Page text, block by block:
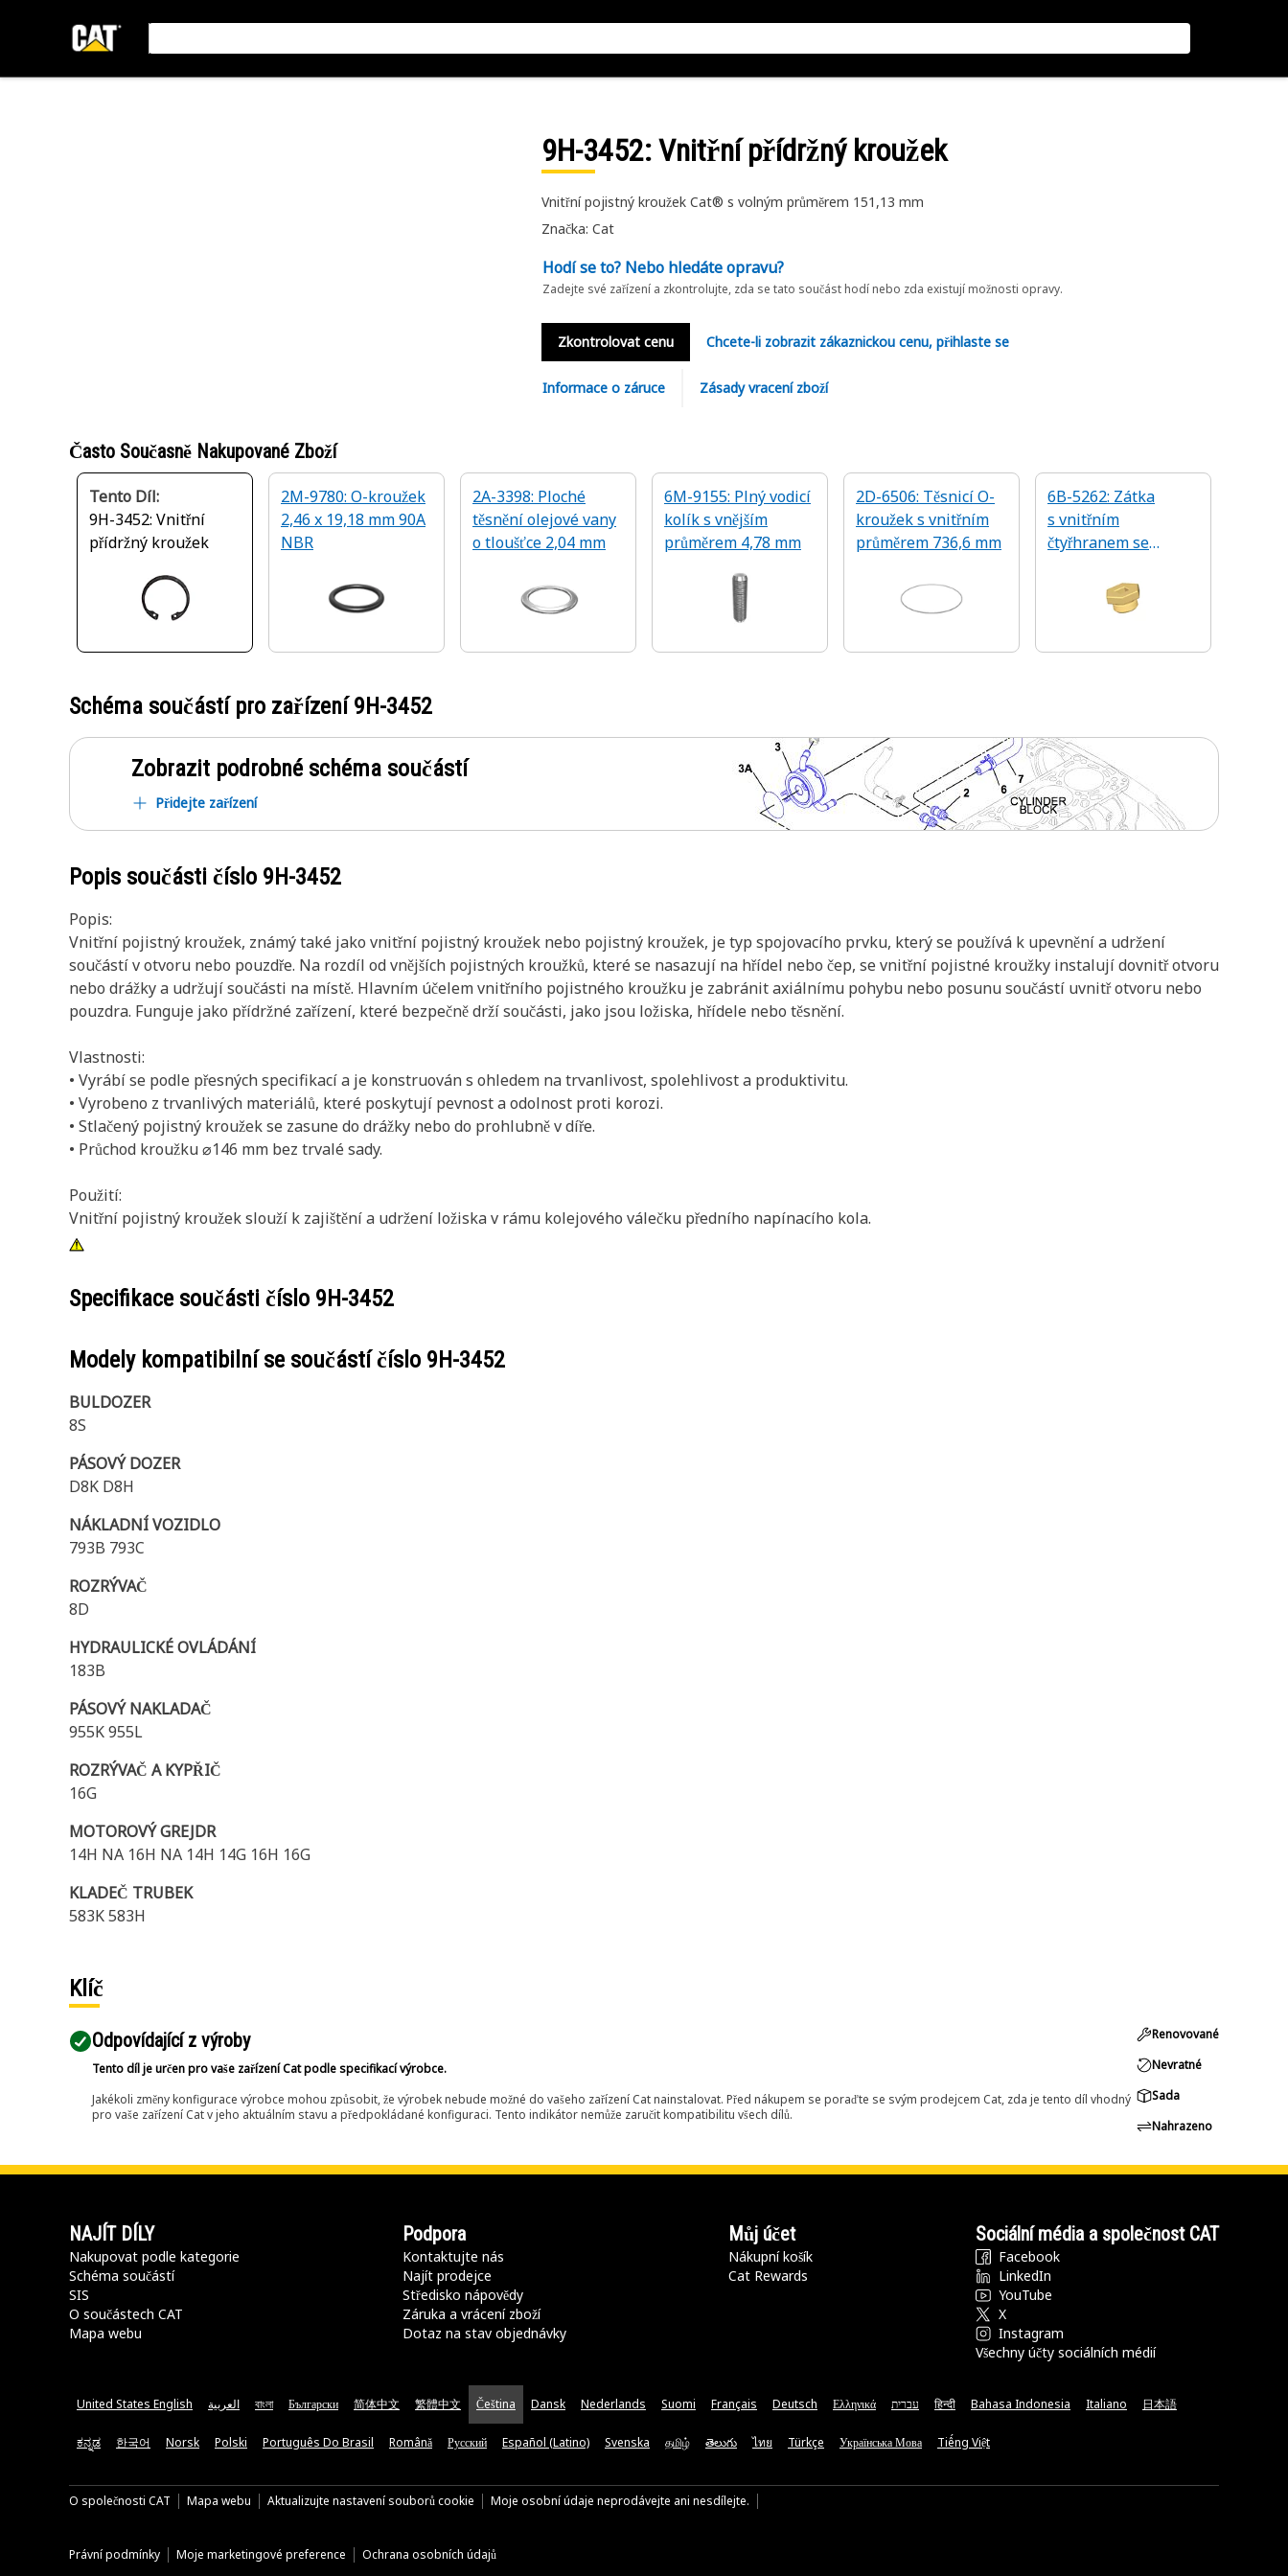
9H-3452: Vnitřní přídržný kroužek
Vnitřní pojistný kroužek Cat® s volným průměrem 151,13 mm
Značka: Cat
Hodí se to? Nebo hledáte opravu?
Zadejte své zařízení a zkontrolujte, zda se tato součást hodí nebo zda existují možnosti opravy.
Zkontrolovat cenu Chcete-li zobrazit zákaznickou cenu, přihlaste se
Informace o záruce Zásady vracení zboží
Často Současně Nakupované Zboží
Tento Díl:
9H-3452: Vnitřní
přídržný kroužek
2M-9780: O-kroužek
2,46 x 19,18 mm 90A
NBR
2A-3398: Ploché
těsnění olejové vany
o tloušťce 2,04 mm
6M-9155: Plný vodicí
kolík s vnějším
průměrem 4,78 mm
2D-6506: Těsnicí O-
kroužek s vnitřním
průměrem 736,6 mm
6B-5262: Zátka
s vnitřním
čtyřhranem se
Schéma součástí pro zařízení9H-3452
Zobrazit podrobné schéma součástí
Přidejte zařízení
Popis součásti číslo 9H-3452
Popis:
Vnitřní pojistný kroužek, známý také jako vnitřní pojistný kroužek nebo pojistný kroužek, je typ spojovacího prvku, který se používá k upevnění a udržení
součástí v otvoru nebo pouzdře. Na rozdíl od vnějších pojistných kroužků, které se nasazují na hřídel nebo čep, se vnitřní pojistné kroužky instalují dovnitř otvoru
nebo drážky a udržují součásti na místě. Hlavním účelem vnitřního pojistného kroužku je zabránit axiálnímu pohybu nebo posunu součástí uvnitř otvoru nebo
pouzdra. Funguje jako přídržné zařízení, které bezpečně drží součásti, jako jsou ložiska, hřídele nebo těsnění.
Vlastnosti:
• Vyrábí se podle přesných specifikací a je konstruován s ohledem na trvanlivost, spolehlivost a produktivitu.
• Vyrobeno z trvanlivých materiálů, které poskytují pevnost a odolnost proti korozi.
• Stlačený pojistný kroužek se zasune do drážky nebo do prohlubně v díře.
• Průchod kroužku ⌀146 mm bez trvalé sady.
Použití:
Vnitřní pojistný kroužek slouží k zajištění a udržení ložiska v rámu kolejového válečku předního napínacího kola.
Specifikace součásti číslo 9H-3452
Modely kompatibilní se součástí číslo 9H-3452
BULDOZER
8S
PÁSOVÝ DOZER
D8K D8H
NÁKLADNÍ VOZIDLO
793B 793C
ROZRÝVAČ
8D
HYDRAULICKÉ OVLÁDÁNÍ
183B
PÁSOVÝ NAKLADAČ
955K 955L
ROZRÝVAČ A KYPŘIČ
16G
MOTOROVÝ GREJDR
14H NA 16H NA 14H 14G 16H 16G
KLADEČ TRUBEK
583K 583H
Klíč
Odpovídající z výroby
Tento díl je určen pro vaše zařízení Cat podle specifikací výrobce.
Jakékoli změny konfigurace výrobce mohou způsobit, že výrobek nebude možné do vašeho zařízení Cat nainstalovat. Před nákupem se poraďte se svým prodejcem Cat, zda je tento díl vhodný
pro vaše zařízení Cat v jeho aktuálním stavu a předpokládané konfiguraci. Tento indikátor nemůže zaručit kompatibilitu všech dílů.
Renovované
Nevratné
Sada
Nahrazeno
NAJÍT DÍLY
Nakupovat podle kategorie
Schéma součástí
SIS
O součástech CAT
Mapa webu
Podpora
Kontaktujte nás
Najít prodejce
Středisko nápovědy
Záruka a vrácení zboží
Dotaz na stav objednávky
Můj účet
Nákupní košík
Cat Rewards
Sociální média a společnost CAT
Facebook
LinkedIn
YouTube
X
Instagram
Všechny účty sociálních médií
United States English العربية বাংলা Български 简体中文 繁體中文 Čeština Dansk Nederlands Suomi Français Deutsch Ελληνικά עברית हिन्दी Bahasa Indonesia Italiano 日本語
ಕನ್ನಡ 한국어 Norsk Polski Português Do Brasil Română Русский Español (Latino) Svenska தமிழ் తెలుగు ไทย Türkçe Українська Мова Tiếng Việt
O společnosti CAT Mapa webu Aktualizujte nastavení souborů cookie Moje osobní údaje neprodávejte ani nesdílejte.
Právní podmínky Moje marketingové preference Ochrana osobních údajů